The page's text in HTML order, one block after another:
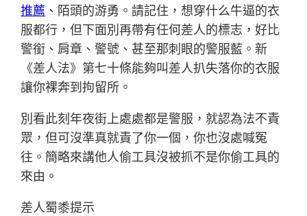
推薦 、陌頭的游勇。請記住，想穿什么牛逼的衣
服都行，但下面別再帶有任何差人的標志，好比
警銜、肩章、警號、甚至那刺眼的警服藍。新
《差人法》第七十條能夠叫差人扒失落你的衣服
讓你裸奔到拘留所。
別看此刻年夜街上處處都是警服，就認為法不責
眾，但可沒準真就責了你一個，你也沒處喊冤
往。簡略來講他人偷工具沒被抓不是你偷工具的
來由。
差人蜀黍提示